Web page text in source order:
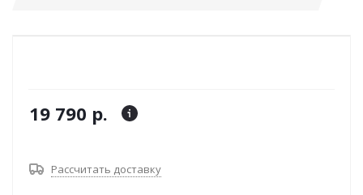
19 790 р.
Рассчитать доставку